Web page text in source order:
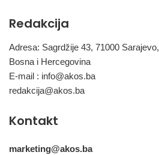
Redakcija
Adresa: Sagrdžije 43, 71000 Sarajevo,
Bosna i Hercegovina
E-mail : info@akos.ba
redakcija@akos.ba
Kontakt
marketing@akos.ba